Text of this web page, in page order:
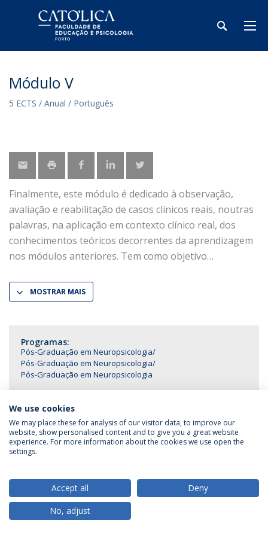
Módulo V
5 ECTS / Anual / Português
Finalmente, este módulo é dedicado à observação,
avaliação e reabilitação de casos clínicos reais, noutras
palavras, na aplicação em contexto clínico real, dos
conhecimentos teóricos decorrentes da aprendizagem
nos módulos anteriores. Tem como objetivo
MOSTRAR MAIS
Programas:
Pós-Graduação em Neuropsicologia
Pós-Graduação em Neuropsicologia
Pós-Graduação em Neuropsicologia
Política de Privacidade
Termos & Condições
Direitos do Titular dos Dados
© 2026 Universidade Católica Portuguesa
We use cookies
We may place these for analysis of our visitor data, to improve our
website, show personalised content and to give you a great website
experience. For more information about the cookies we use open the
settings.
Accept all
Deny
No, adjust